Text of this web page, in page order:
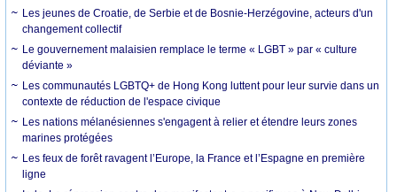
Les jeunes de Croatie, de Serbie et de Bosnie-Herzégovine, acteurs d'un
changement collectif
Le gouvernement malaisien remplace le terme « LGBT » par « culture
déviante »
Les communautés LGBTQ+ de Hong Kong luttent pour leur survie dans un
contexte de réduction de l'espace civique
Les nations mélanésiennes s'engagent à relier et étendre leurs zones
marines protégées
Les feux de forêt ravagent l’Europe, la France et l’Espagne en première
ligne